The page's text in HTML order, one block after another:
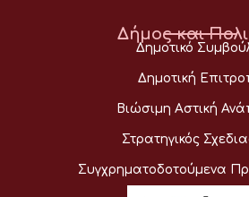
Δήμος και
Δημοτικό
Δημοτική
Βιώσιμη Αστική
Στρατηγικός
Συγχρηματοδοτούμενα